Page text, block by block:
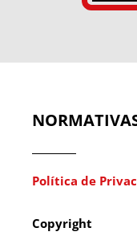
Política de
Copyright